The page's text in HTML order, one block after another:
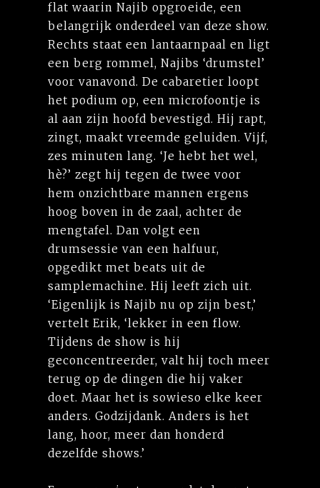
flat waarin Najib opgroeide, een
belangrijk onderdeel van deze show.
Rechts staat een lantaarnpaal en ligt
een berg rommel, Najibs ‘drumstel’
voor vanavond. De cabaretier loopt
het podium op, een microfoontje is
al aan zijn hoofd bevestigd. Hij rapt,
zingt, maakt vreemde geluiden. Vijf,
zes minuten lang. ‘Je hebt het wel,
hè?’ zegt hij tegen de twee voor
hem onzichtbare mannen ergens
hoog boven in de zaal, achter de
mengtafel. Dan volgt een
drumsessie van een halfuur,
opgedikt met beats uit de
samplemachine. Hij leeft zich uit.
‘Eigenlijk is Najib nu op zijn best,’
vertelt Erik, ‘lekker in een flow.
Tijdens de show is hij
geconcentreerder, valt hij toch meer
terug op de dingen die hij vaker
doet. Maar het is sowieso elke keer
anders. Godzijdank. Anders is het
lang, hoor, meer dan honderd
dezelfde shows.’